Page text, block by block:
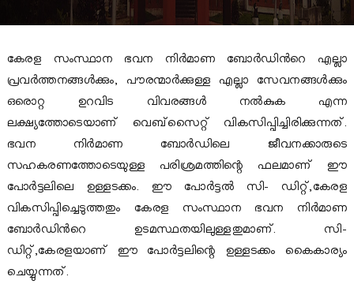
o
r
d
o
d
കേരള സംസ്ഥാന ഭവന നിർമാണ ബോർഡിൻറെ എല്ലാ
പ്രവർത്തനങ്ങൾക്കും, പൗരന്മാർക്കുള്ള എല്ലാ സേവനങ്ങൾക്കും
ഒരൊറ്റ ഉറവിട വിവരങ്ങൾ നൽകുക എന്ന
ലക്ഷ്യത്തോടെയാണ് വെബ്‌സൈറ്റ് വികസിപ്പിച്ചിരിക്കുന്നത്.
ഭവന നിർമാണ ബോർഡിലെ ജീവനക്കാരുടെ
സഹകരണത്തോടെയുള്ള പരിശ്രമത്തിന്റെ ഫലമാണ് ഈ
പോർട്ടലിലെ ഉള്ളടക്കം. ഈ പോർട്ടൽ സി- ഡിറ്റ്,കേരള
വികസിപ്പിച്ചെടുത്തതും കേരള സംസ്ഥാന ഭവന നിർമാണ
ബോർഡിൻറെ ഉടമസ്ഥതയിലുള്ളതുമാണ്. സി-
ഡിറ്റ്,കേരളയാണ് ഈ പോർട്ടലിന്റെ ഉള്ളടക്കം കൈകാര്യം
ചെയ്യുന്നത്.